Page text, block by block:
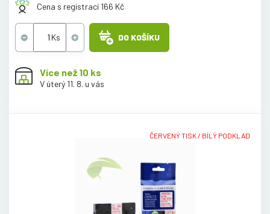
Cena s registrací 166 Kč
DO KOŠÍKU
Více než 10 ks
V úterý 11. 8. u vás
ČERVENÝ TISK / BÍLÝ PODKLAD